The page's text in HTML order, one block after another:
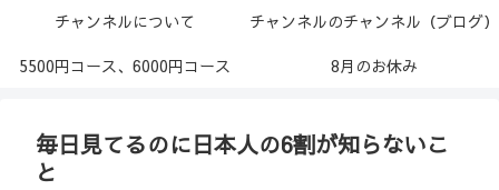
チャンネルについて
チャンネルのチャンネル（ブログ）
5500円コース、6000円コース
8月のお休み
毎日見てるのに日本人の6割が知らないこ
と